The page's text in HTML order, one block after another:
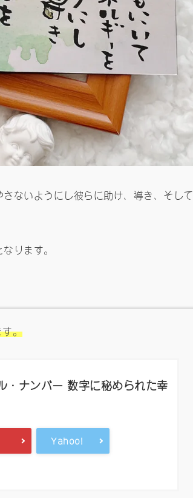
ないようにし彼らに助け、導き、そして
ります。
。
・ナンバー 数字に秘められた幸
Yahoo!